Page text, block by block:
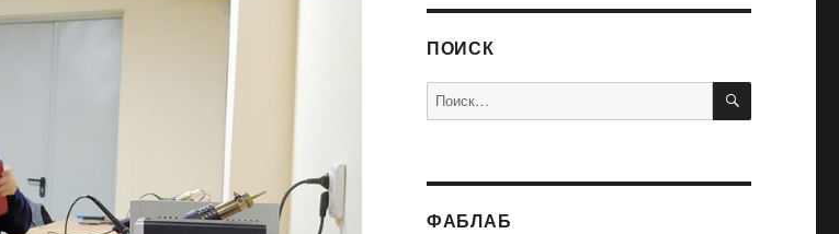
ПОИСК
Искать: ПОИСК
ФАБЛАБ